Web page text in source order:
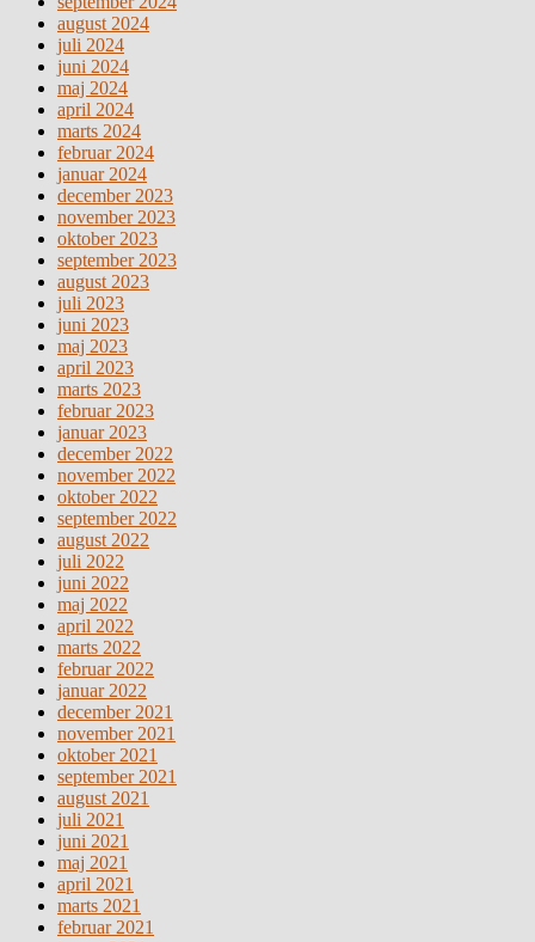
august 2024
juli 2024
juni 2024
maj 2024
april 2024
marts 2024
februar 2024
januar 2024
december 2023
november 2023
oktober 2023
september 2023
august 2023
juli 2023
juni 2023
maj 2023
april 2023
marts 2023
februar 2023
januar 2023
december 2022
november 2022
oktober 2022
september 2022
august 2022
juli 2022
juni 2022
maj 2022
april 2022
marts 2022
februar 2022
januar 2022
december 2021
november 2021
oktober 2021
september 2021
august 2021
juli 2021
juni 2021
maj 2021
april 2021
marts 2021
februar 2021